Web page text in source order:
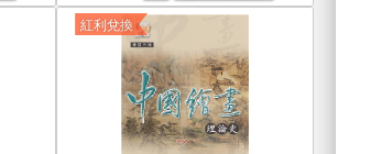
紅利兌換